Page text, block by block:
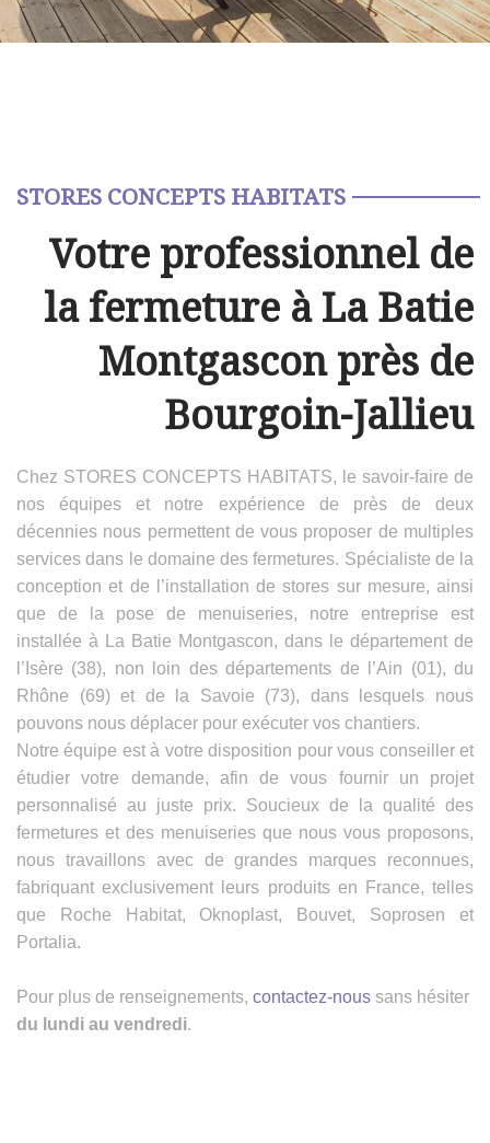
STORES CONCEPTS HABITATS
Votre professionnel de
la fermeture à La Batie
Montgascon près de
Bourgoin-Jallieu
Chez STORES CONCEPTS HABITATS, le savoir-faire de
nos équipes et notre expérience de près de deux
décennies nous permettent de vous proposer de multiples
services dans le domaine des fermetures. Spécialiste de la
conception et de l’installation de stores sur mesure, ainsi
que de la pose de menuiseries, notre entreprise est
installée à La Batie Montgascon, dans le département de
l’Isère (38), non loin des départements de l’Ain (01), du
Rhône (69) et de la Savoie (73), dans lesquels nous
pouvons nous déplacer pour exécuter vos chantiers.
Notre équipe est à votre disposition pour vous conseiller et
étudier votre demande, afin de vous fournir un projet
personnalisé au juste prix. Soucieux de la qualité des
fermetures et des menuiseries que nous vous proposons,
nous travaillons avec de grandes marques reconnues,
fabriquant exclusivement leurs produits en France, telles
que Roche Habitat, Oknoplast, Bouvet, Soprosen et
Portalia.
Pour plus de renseignements, contactez-nous sans hésiter
du lundi au vendredi.